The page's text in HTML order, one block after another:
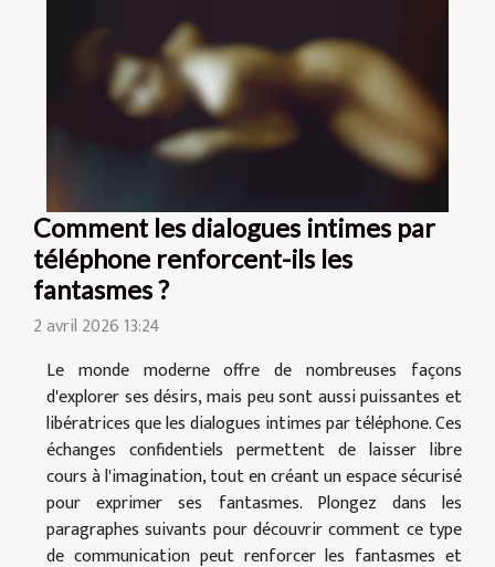
Comment les dialogues intimes par
téléphone renforcent-ils les
fantasmes ?
2 avril 2026 13:24
Le monde moderne offre de nombreuses façons
d'explorer ses désirs, mais peu sont aussi puissantes et
libératrices que les dialogues intimes par téléphone. Ces
échanges confidentiels permettent de laisser libre
cours à l'imagination, tout en créant un espace sécurisé
pour exprimer ses fantasmes. Plongez dans les
paragraphes suivants pour découvrir comment ce type
de communication peut renforcer les fantasmes et